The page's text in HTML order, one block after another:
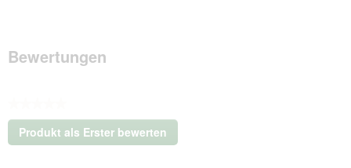
Bewertungen
Kein
Beurteilungswert
Produkt als Erster bewerten
.